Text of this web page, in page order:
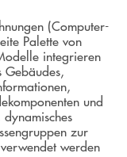
(Computer-
Palette von
integrieren
Gebäudes,
und
zur
werden